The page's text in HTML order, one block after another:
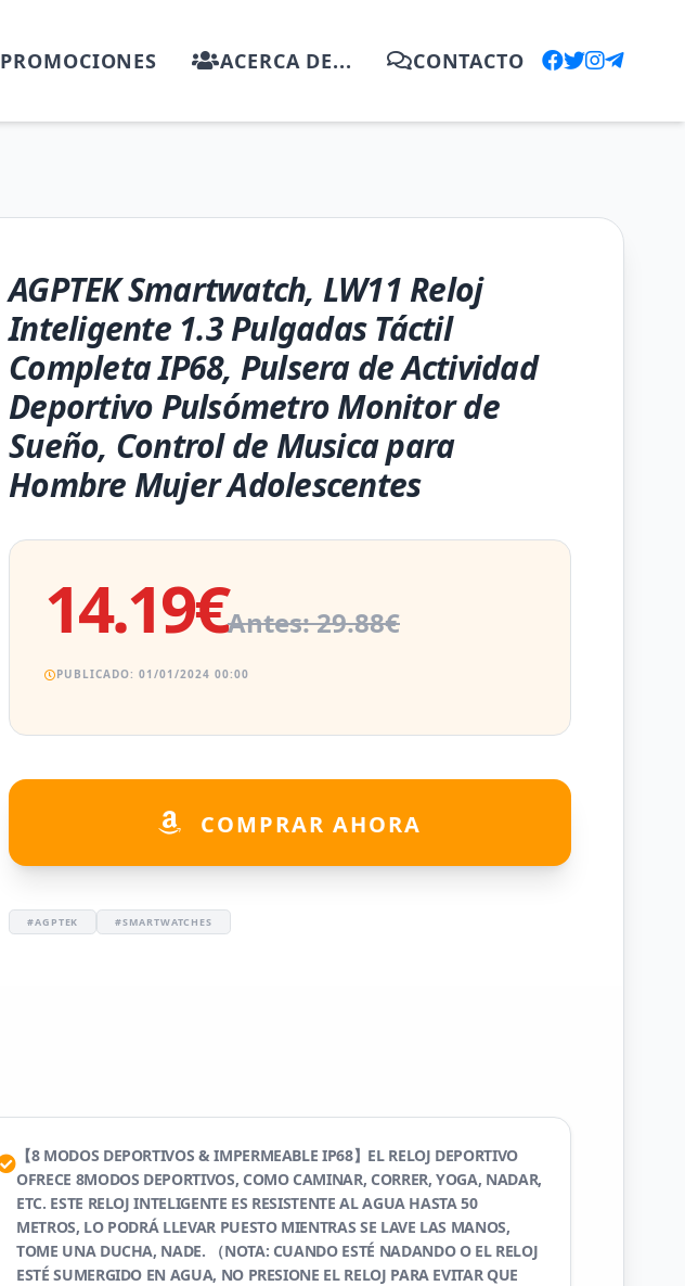
PROMOCIONES ACERCA DE... CONTACTO
AGPTEK Smartwatch, LW11 Reloj
Inteligente 1.3 Pulgadas Táctil
Completa IP68, Pulsera de Actividad
Deportivo Pulsómetro Monitor de
Sueño, Control de Musica para
Hombre Mujer Adolescentes
14.19€Antes: 29.88€
PUBLICADO: 01/01/2024 00:00
COMPRAR AHORA
#AGPTEK #SMARTWATCHES
【8 MODOS DEPORTIVOS & IMPERMEABLE IP68】EL RELOJ DEPORTIVO
OFRECE 8MODOS DEPORTIVOS, COMO CAMINAR, CORRER, YOGA, NADAR,
ETC. ESTE RELOJ INTELIGENTE ES RESISTENTE AL AGUA HASTA 50
METROS, LO PODRÁ LLEVAR PUESTO MIENTRAS SE LAVE LAS MANOS,
TOME UNA DUCHA, NADE. （NOTA: CUANDO ESTÉ NADANDO O EL RELOJ
ESTÉ SUMERGIDO EN AGUA, NO PRESIONE EL RELOJ PARA EVITAR QUE